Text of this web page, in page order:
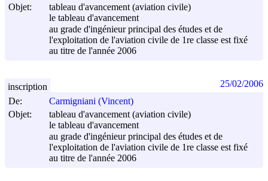
Objet:
tableau d'avancement (aviation civile)
le tableau d'avancement
au grade d'ingénieur principal des études et de
l'exploitation de l'aviation civile de 1re classe est fixé
au titre de l'année 2006
De:
Carmigniani (Vincent)
Objet:
tableau d'avancement (aviation civile)
le tableau d'avancement
au grade d'ingénieur principal des études et de
l'exploitation de l'aviation civile de 1re classe est fixé
au titre de l'année 2006
inscription 25/02/2006